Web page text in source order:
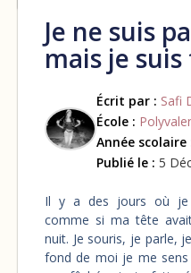
Je ne suis
mais je
Écrit par : Safi
École :
Année scolaire
Publié le : 5
Il y a des jours où je
comme si ma tête
nuit. Je souris, je parle,
fond de moi je me